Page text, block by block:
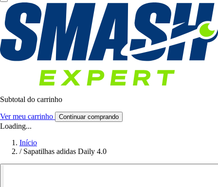
Subtotal do carrinho
Ver meu carrinho Continuar comprando
Loading...
Início
/ Sapatilhas adidas Daily 4.0